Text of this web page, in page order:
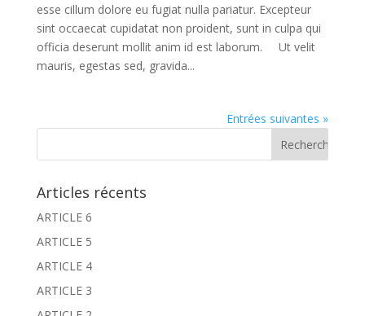
esse cillum dolore eu fugiat nulla pariatur. Excepteur
sint occaecat cupidatat non proident, sunt in culpa qui
officia deserunt mollit anim id est laborum. Ut velit
mauris, egestas sed, gravida...
Entrées suivantes »
Articles récents
ARTICLE 6
ARTICLE 5
ARTICLE 4
ARTICLE 3